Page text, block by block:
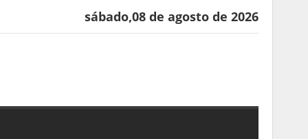
sábado,08 de agosto de 2026